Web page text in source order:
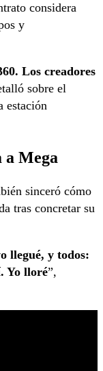
considera
y
Los creadores
sobre el
estación
a Mega
sinceró cómo
tras concretar su
llegué, y todos:
Yo lloré”,